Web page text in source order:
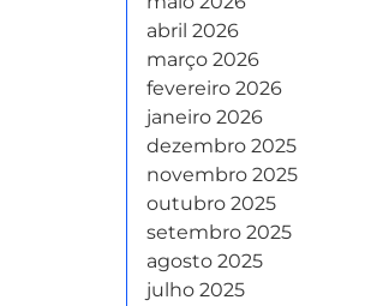
abril 2026
março 2026
fevereiro 2026
janeiro 2026
dezembro 2025
novembro 2025
outubro 2025
setembro 2025
agosto 2025
julho 2025